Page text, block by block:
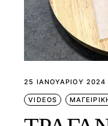
25 ΙΑΝΟΥΑΡΊΟΥ 2024
VIDEOS